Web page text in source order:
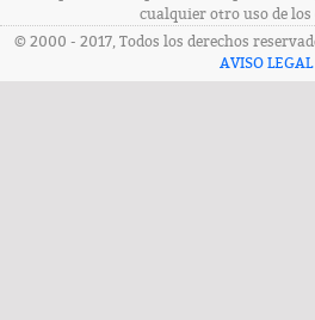
cualquier otro uso de los
© 2000 - 2017, Todos los derechos
AVISO LEGAL